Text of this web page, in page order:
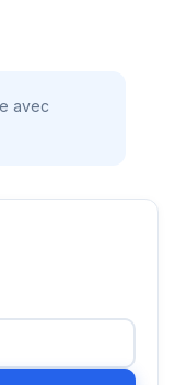
avec